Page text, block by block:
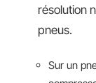
résolution
pneus.
Sur un